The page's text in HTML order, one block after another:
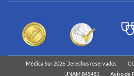
Médica Sur 2026 Derechos reservados
UNAM 845481
Aviso de